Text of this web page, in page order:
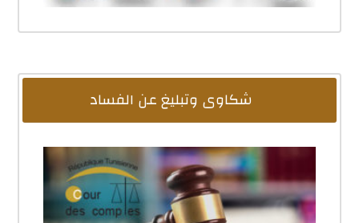
شكاوى وتبليغ عن الفساد